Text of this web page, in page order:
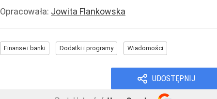
Opracowała: Jowita Flankowska
Finanse i banki Dodatki i programy Wiadomości
UDOSTĘPNIJ